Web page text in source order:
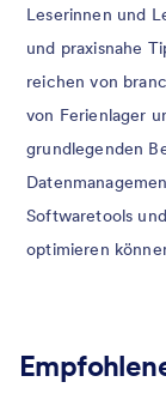
Leserinnen und
und praxisnahe
reichen von
von Ferienlager
grundlegenden
Softwaretools
optimieren